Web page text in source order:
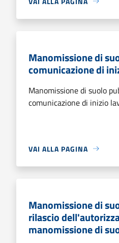
Manomissione di
comunicazione di
Manomissione di suolo
comunicazione di inizio
VAI ALLA PAGINA
Manomissione di
rilascio
manomissione di